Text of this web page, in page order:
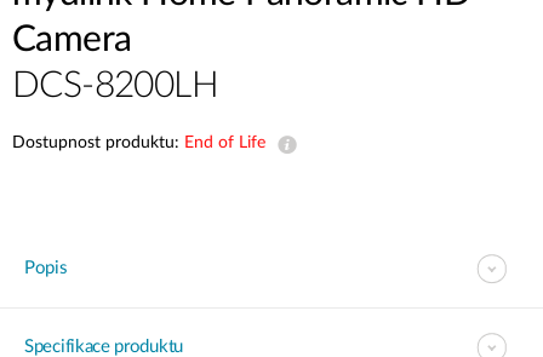
Camera
DCS-8200LH
Dostupnost produktu: End of Life
Popis
Specifikace produktu